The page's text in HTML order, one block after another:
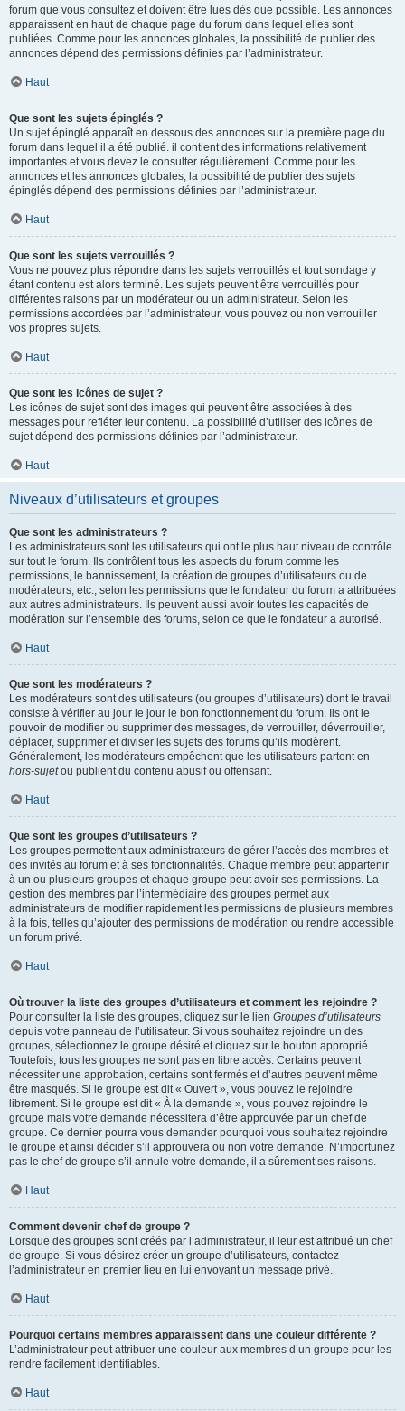
forum que vous consultez et doivent être lues dès que possible. Les annonces
apparaissent en haut de chaque page du forum dans lequel elles sont
publiées. Comme pour les annonces globales, la possibilité de publier des
annonces dépend des permissions définies par l’administrateur.
Haut
Que sont les sujets épinglés ?
Un sujet épinglé apparaît en dessous des annonces sur la première page du
forum dans lequel il a été publié. il contient des informations relativement
importantes et vous devez le consulter régulièrement. Comme pour les
annonces et les annonces globales, la possibilité de publier des sujets
épinglés dépend des permissions définies par l’administrateur.
Haut
Que sont les sujets verrouillés ?
Vous ne pouvez plus répondre dans les sujets verrouillés et tout sondage y
étant contenu est alors terminé. Les sujets peuvent être verrouillés pour
différentes raisons par un modérateur ou un administrateur. Selon les
permissions accordées par l’administrateur, vous pouvez ou non verrouiller
vos propres sujets.
Haut
Que sont les icônes de sujet ?
Les icônes de sujet sont des images qui peuvent être associées à des
messages pour refléter leur contenu. La possibilité d’utiliser des icônes de
sujet dépend des permissions définies par l’administrateur.
Haut
Niveaux d’utilisateurs et groupes
Que sont les administrateurs ?
Les administrateurs sont les utilisateurs qui ont le plus haut niveau de contrôle
sur tout le forum. Ils contrôlent tous les aspects du forum comme les
permissions, le bannissement, la création de groupes d’utilisateurs ou de
modérateurs, etc., selon les permissions que le fondateur du forum a attribuées
aux autres administrateurs. Ils peuvent aussi avoir toutes les capacités de
modération sur l’ensemble des forums, selon ce que le fondateur a autorisé.
Haut
Que sont les modérateurs ?
Les modérateurs sont des utilisateurs (ou groupes d’utilisateurs) dont le travail
consiste à vérifier au jour le jour le bon fonctionnement du forum. Ils ont le
pouvoir de modifier ou supprimer des messages, de verrouiller, déverrouiller,
déplacer, supprimer et diviser les sujets des forums qu’ils modèrent.
Généralement, les modérateurs empêchent que les utilisateurs partent en
hors-sujetou publient du contenu abusif ou offensant.
Haut
Que sont les groupes d’utilisateurs ?
Les groupes permettent aux administrateurs de gérer l’accès des membres et
des invités au forum et à ses fonctionnalités. Chaque membre peut appartenir
à un ou plusieurs groupes et chaque groupe peut avoir ses permissions. La
gestion des membres par l’intermédiaire des groupes permet aux
administrateurs de modifier rapidement les permissions de plusieurs membres
à la fois, telles qu’ajouter des permissions de modération ou rendre accessible
un forum privé.
Haut
Où trouver la liste des groupes d’utilisateurs et comment les rejoindre ?
Pour consulter la liste des groupes, cliquez sur le lien Groupes d’utilisateurs
depuis votre panneau de l’utilisateur. Si vous souhaitez rejoindre un des
groupes, sélectionnez le groupe désiré et cliquez sur le bouton approprié.
Toutefois, tous les groupes ne sont pas en libre accès. Certains peuvent
nécessiter une approbation, certains sont fermés et d’autres peuvent même
être masqués. Si le groupe est dit « Ouvert », vous pouvez le rejoindre
librement. Si le groupe est dit « À la demande », vous pouvez rejoindre le
groupe mais votre demande nécessitera d’être approuvée par un chef de
groupe. Ce dernier pourra vous demander pourquoi vous souhaitez rejoindre
le groupe et ainsi décider s’il approuvera ou non votre demande. N’importunez
pas le chef de groupe s’il annule votre demande, il a sûrement ses raisons.
Haut
Comment devenir chef de groupe ?
Lorsque des groupes sont créés par l’administrateur, il leur est attribué un chef
de groupe. Si vous désirez créer un groupe d’utilisateurs, contactez
l’administrateur en premier lieu en lui envoyant un message privé.
Haut
Pourquoi certains membres apparaissent dans une couleur différente ?
L’administrateur peut attribuer une couleur aux membres d’un groupe pour les
rendre facilement identifiables.
Haut